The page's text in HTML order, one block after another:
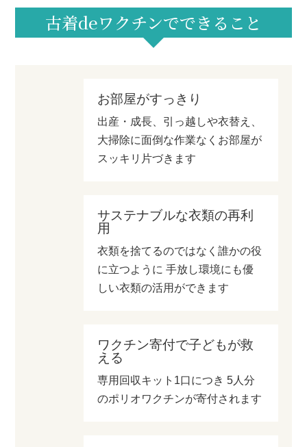
古着deワクチンでできること
お部屋がすっきり
出産・成長、引っ越しや衣替え、
大掃除に面倒な作業なくお部屋が
スッキリ片づきます
サステナブルな衣類の再利
用
衣類を捨てるのではなく誰かの役
に立つように 手放し環境にも優
しい衣類の活用ができます
ワクチン寄付で子どもが救
える
専用回収キット1口につき 5人分
のポリオワクチンが寄付されます